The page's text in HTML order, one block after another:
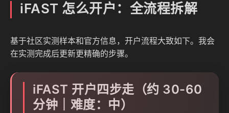
iFAST 怎么开户：全流程拆解
基于社区实测样本和官方信息，开户流程大致如下。我会
在实测完成后更新更精确的步骤。
iFAST 开户四步走（约 30-60
分钟｜难度：中）